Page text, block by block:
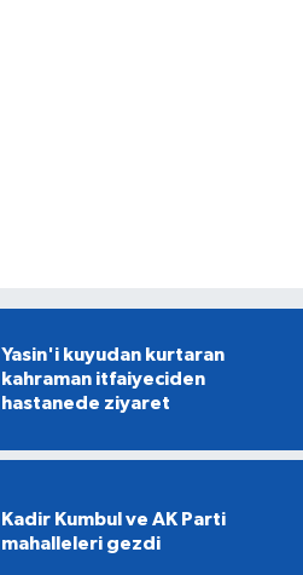
Yasin'i kuyudan kurtaran
kahraman itfaiyeciden
hastanede ziyaret
Kadir Kumbul ve AK Parti
mahalleleri gezdi